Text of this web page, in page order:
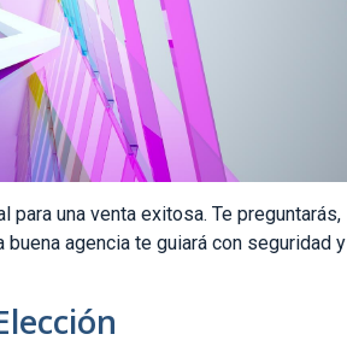
una venta exitosa. Te preguntarás,
agencia te guiará con seguridad y